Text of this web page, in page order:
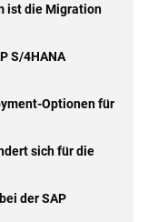
ist die Migration
S/4HANA
Optionen für
sich für die
der SAP